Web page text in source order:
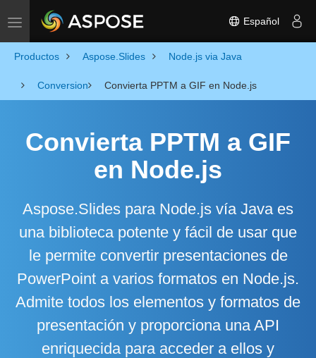
Toggle navigation Español
Productos Aspose.Slides Node.js via Java
Conversion Convierta PPTM a GIF en Node.js
Convierta PPTM a GIF
en Node.js
Aspose.Slides para Node.js vía Java es
una biblioteca potente y fácil de usar que
le permite convertir presentaciones de
PowerPoint a varios formatos en Node.js.
Admite todos los elementos y formatos de
presentación y proporciona una API
enriquecida para acceder a ellos y